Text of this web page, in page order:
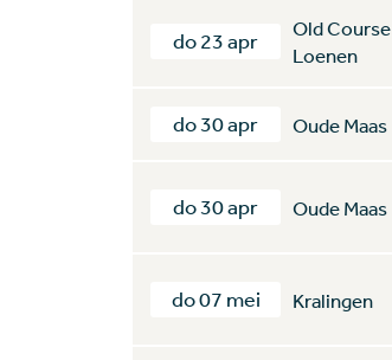
do 23 apr
Old Course
Loenen
do 30 apr Oude Maas
do 30 apr Oude Maas
do 07 mei Kralingen